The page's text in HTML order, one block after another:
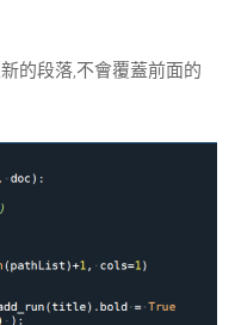
的段落,不會覆蓋前面的